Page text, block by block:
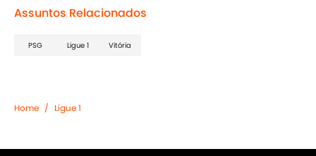
Assuntos Relacionados
PSG Ligue 1 Vitória
Home / Ligue 1